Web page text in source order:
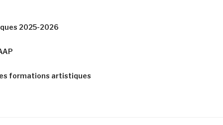
2025-2026
formations artistiques